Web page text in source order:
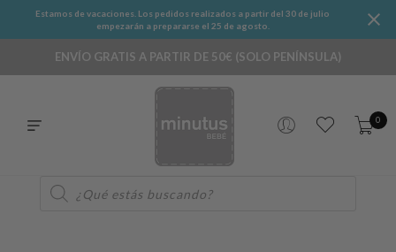
Estamos de vacaciones. Los pedidos realizados a partir del 30 de julio
empezarán a prepararse el 25 de agosto.
ENVÍO GRATIS A PARTIR DE 50€ (SOLO PENÍNSULA)
0
de
productos